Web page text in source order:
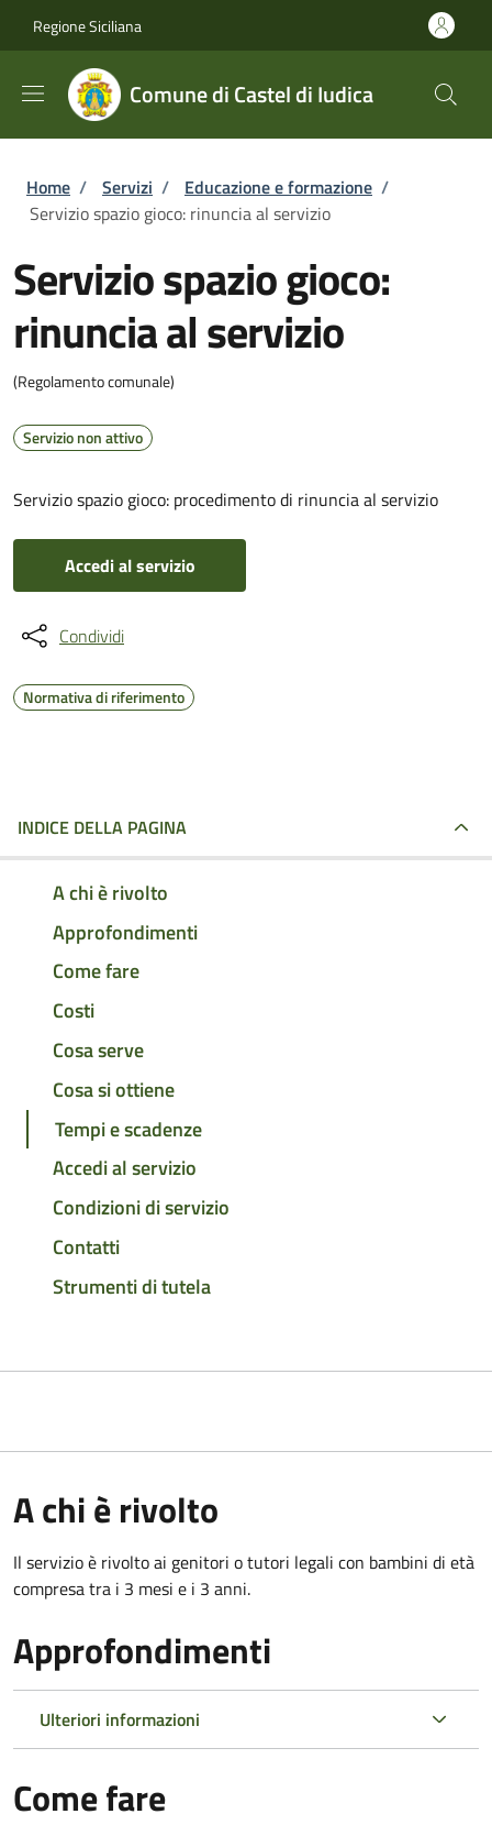
Regione Siciliana
Comune di Castel di Iudica
Briciole di pane
Home / Servizi / Educazione e formazione /
Servizio spazio gioco: rinuncia al servizio
Servizio spazio gioco:
rinuncia al servizio
(Regolamento comunale)
Servizio non attivo
Servizio spazio gioco: procedimento di rinuncia al servizio
Accedi al servizio
Condividi
Normativa di riferimento
INDICE DELLA PAGINA
A chi è rivolto
Approfondimenti
Come fare
Costi
Cosa serve
Cosa si ottiene
Tempi e scadenze
Accedi al servizio
Condizioni di servizio
Contatti
Strumenti di tutela
A chi è rivolto
Il servizio è rivolto ai genitori o tutori legali con bambini di età
compresa tra i 3 mesi e i 3 anni.
Approfondimenti
Ulteriori informazioni
Come fare